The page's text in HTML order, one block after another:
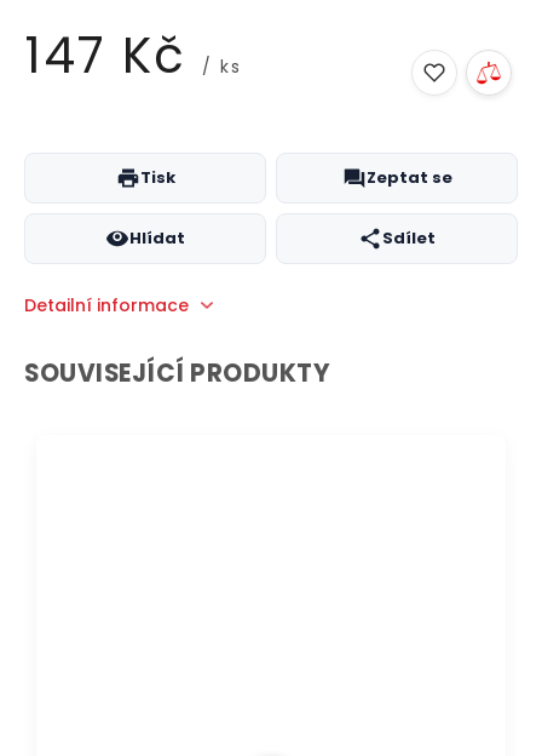
147 Kč / ks
cena:
Tisk Zeptat se
Hlídat Sdílet
Detailní informace
SOUVISEJÍCÍ PRODUKTY